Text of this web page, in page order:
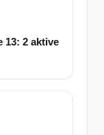
13: 2 aktive